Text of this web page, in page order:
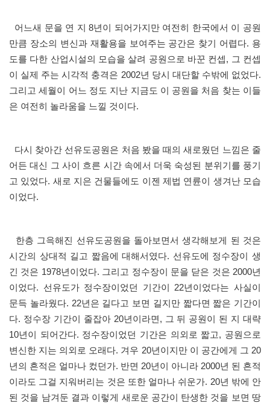
어느새 문을 연 지 8년이 되어가지만 여전히 한국에서 이 공원
만큼 장소의 변신과 재활용을 보여주는 공간은 찾기 어렵다. 용
도를 다한 산업시설의 모습을 살려 공원으로 바꾼 컨셉, 그 컨셉
이 실제 주는 시각적 충격은 2002년 당시 대단할 수밖에 없었다.
그리고 세월이 어느 정도 지난 지금도 이 공원을 처음 찾는 이들
은 여전히 놀라움을 느낄 것이다.
다시 찾아간 선유도공원은 처음 봤을 때의 새로웠던 느낌은 줄
어든 대신 그 사이 흐른 시간 속에서 더욱 숙성된 분위기를 풍기
고 있었다. 새로 지은 건물들에도 이젠 제법 연륜이 생겨난 모습
이었다.
한층 그윽해진 선유도공원을 돌아보면서 생각해보게 된 것은
시간의 상대적 길고 짧음에 대해서였다. 선유도에 정수장이 생
긴 것은 1978년이었다. 그리고 정수장이 문을 닫은 것은 2000년
이었다. 선유도가 정수장이었던 기간이 22년이었다는 사실이
문득 놀라웠다. 22년은 길다고 보면 길지만 짧다면 짧은 기간이
다. 정수장 기간이 줄잡아 20년이라면, 그 뒤 공원이 된 지 대략
10년이 되어간다. 정수장이었던 기간은 의외로 짧고, 공원으로
변신한 지는 의외로 오래다. 겨우 20년이지만 이 공간에게 그 20
년의 흔적은 얼마나 컸던가. 반면 20년이 아니라 2000년 된 흔적
이라도 그걸 지워버리는 것은 또한 얼마나 쉬운가. 20년 밖에 안
된 것을 남겨둔 결과 이렇게 새로운 공간이 탄생한 것을 보면 땅